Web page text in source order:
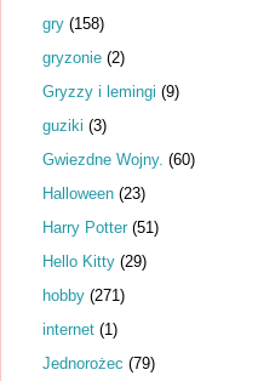
gry (158)
gryzonie (2)
Gryzzy i lemingi (9)
guziki (3)
Gwiezdne Wojny. (60)
Halloween (23)
Harry Potter (51)
Hello Kitty (29)
hobby (271)
internet (1)
Jednorożec (79)